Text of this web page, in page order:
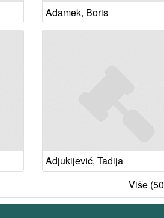
Adamek, Boris
Adjukijević, Tadija
Više